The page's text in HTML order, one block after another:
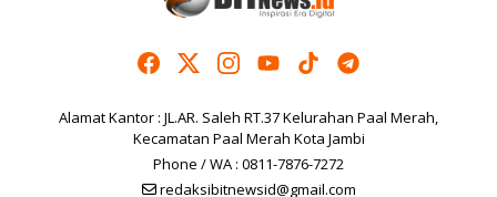
Alamat Kantor : JL.AR. Saleh RT.37 Kelurahan Paal Merah,
Kecamatan Paal Merah Kota Jambi
Phone / WA : 0811-7876-7272
redaksibitnewsid@gmail.com